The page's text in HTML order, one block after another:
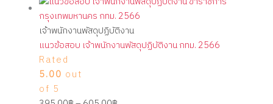
เจ้าพนักงานพัสดุปฏิบัติงาน
แนวข้อสอบ เจ้าพนักงานพัสดุปฏิบัติงาน กทม. 2566
Rated
5.00 out
of 5